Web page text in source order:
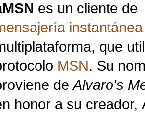
es un cliente de
instantánea
que
MSN. Su
deAlvaro's
honor a su creador,